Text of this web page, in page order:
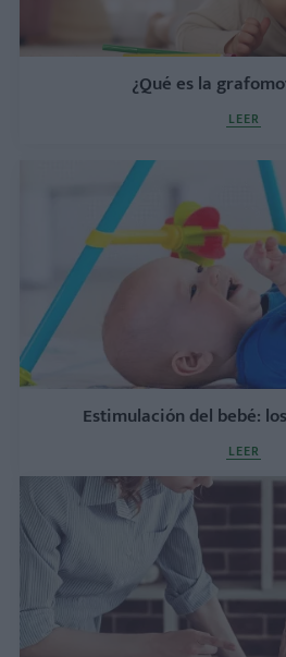
¿Qué es la
LEER
Estimulación del bebé:
LEER